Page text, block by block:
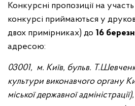
Конкурсні пропозиції на
конкурсі приймаються у
двох примірниках) до 16
адресою:
03001, м. Київ, бульв.
культури виконавчого органу
міської державної